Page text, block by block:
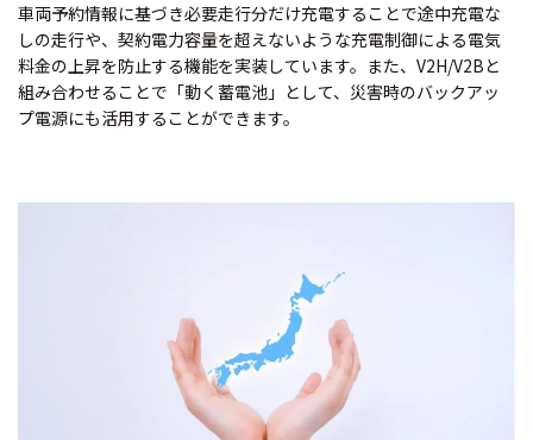
車両予約情報に基づき必要走行分だけ充電することで途中充電な
しの走行や、契約電力容量を超えないような充電制御による電気
料金の上昇を防止する機能を実装しています。また、V2H/V2Bと
組み合わせることで「動く蓄電池」として、災害時のバックアッ
プ電源にも活用することができます。